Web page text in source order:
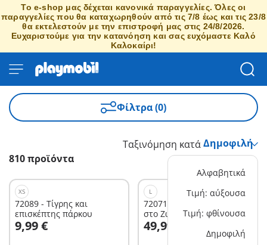
Το e-shop μας δέχεται κανονικά παραγγελίες. Όλες οι
παραγγελίες που θα καταχωρηθούν από τις 7/8 έως και τις 23/8
θα εκτελεστούν με την επιστροφή μας στις 24/8/2026.
Ευχαριστούμε για την κατανόηση και σας ευχόμαστε Καλό
Καλοκαίρι!
Φίλτρα (0)
810 προϊόντα
Ταξινόμηση κατά
Αλφαβητικά
Τιμή: αύξουσα
Τιμή: φθίνουσα
Δημοφιλή
XS
72089 - Τίγρης και
επισκέπτης πάρκου
9,99 €
Στο καλάθι
L
72071 - Διασκεδάζοντας
στο Ζωολογικό πάρκο
49,99 €
Στο καλάθι